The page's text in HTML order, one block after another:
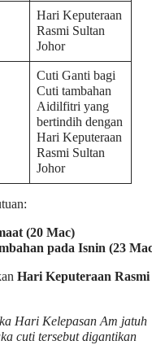
Hari Keputeraan
Rasmi Sultan
Johor
Cuti Ganti bagi
Cuti tambahan
Aidilfitri yang
bertindih dengan
Hari Keputeraan
Rasmi Sultan
Johor
(20 Mac)
pada Isnin (23
Hari Keputeraan Rasmi
Hari Kelepasan Am jatuh
cuti tersebut digantikan